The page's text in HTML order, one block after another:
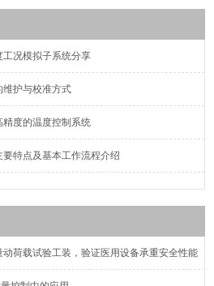
况模拟子系统分享
维护与校准方式
度的温度控制系统
特点及基本工作流程介绍
荷载试验工装，验证医用设备承重安全性能